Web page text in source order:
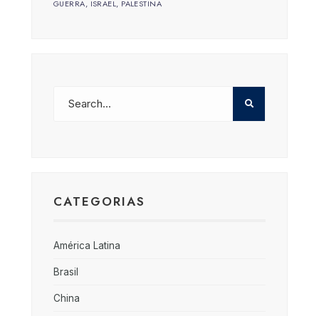
GUERRA, ISRAEL, PALESTINA
CATEGORIAS
América Latina
Brasil
China